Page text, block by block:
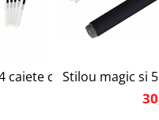
educative pentru copii
englez,
caiete de lucru tip Sank
Stilou magic si